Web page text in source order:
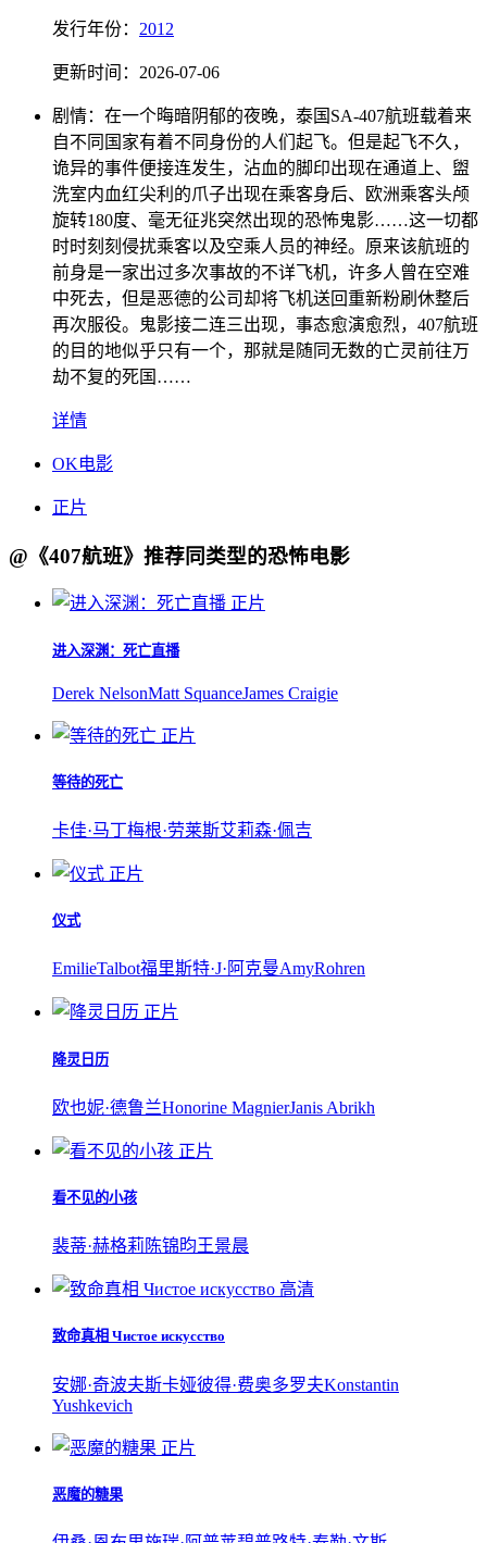
发行年份： 2012
更新时间： 2026-07-06
剧情： 在一个晦暗阴郁的夜晚，泰国SA-407航班载着来
自不同国家有着不同身份的人们起飞。但是起飞不久，
诡异的事件便接连发生，沾血的脚印出现在通道上、盥
洗室内血红尖利的爪子出现在乘客身后、欧洲乘客头颅
旋转180度、毫无征兆突然出现的恐怖鬼影……这一切都
时时刻刻侵扰乘客以及空乘人员的神经。原来该航班的
前身是一家出过多次事故的不详飞机，许多人曾在空难
中死去，但是恶德的公司却将飞机送回重新粉刷休整后
再次服役。鬼影接二连三出现，事态愈演愈烈，407航班
的目的地似乎只有一个，那就是随同无数的亡灵前往万
劫不复的死国……
详情
OK电影
正片
@《407航班》推荐同类型的恐怖电影
正片
进入深渊：死亡直播
Derek NelsonMatt SquanceJames Craigie
正片
等待的死亡
卡佳·马丁梅根·劳莱斯艾莉森·佩吉
正片
仪式
EmilieTalbot福里斯特·J·阿克曼AmyRohren
正片
降灵日历
欧也妮·德鲁兰Honorine MagnierJanis Abrikh
正片
看不见的小孩
裴蒂·赫格莉 陈锦昀王景晨
高清
致命真相 Чистое искусство
安娜·奇波夫斯卡娅彼得·费奥多罗夫Konstantin
Yushkevich
正片
恶魔的糖果